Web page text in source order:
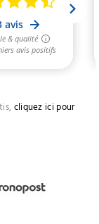
cliquez ici pour